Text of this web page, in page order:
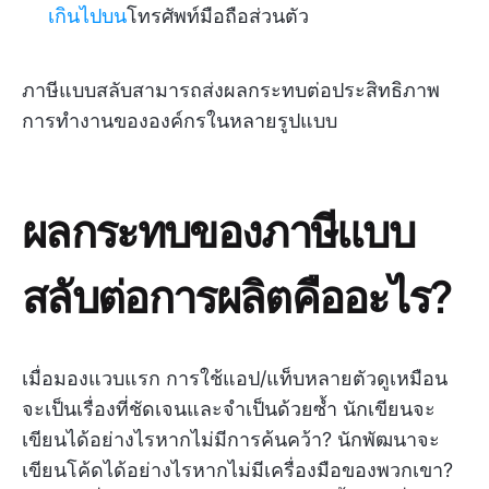
เกินไปบนโทรศัพท์มือถือส่วนตัว
ภาษีแบบสลับสามารถส่งผลกระทบต่อประสิทธิภาพ
การทำงานขององค์กรในหลายรูปแบบ
ผลกระทบของภาษีแบบ
สลับต่อการผลิตคืออะไร?
เมื่อมองแวบแรก การใช้แอป/แท็บหลายตัวดูเหมือน
จะเป็นเรื่องที่ชัดเจนและจำเป็นด้วยซ้ำ นักเขียนจะ
เขียนได้อย่างไรหากไม่มีการค้นคว้า? นักพัฒนาจะ
เขียนโค้ดได้อย่างไรหากไม่มีเครื่องมือของพวกเขา?